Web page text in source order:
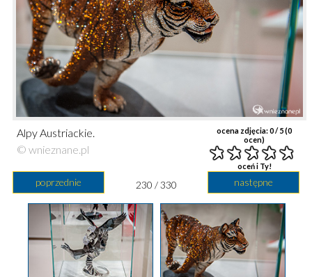
ocena zdjęcia:0/ 5 (0
ocen)
oceń i Ty!
Alpy Austriackie.
© wnieznane.pl
poprzednie następne
230 / 330